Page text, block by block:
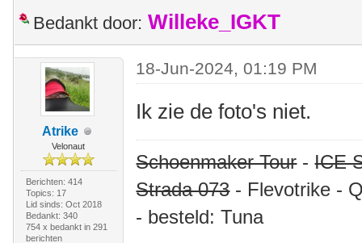
Bedankt door: Willeke_IGKT
Atrike
Velonaut
Berichten: 414
Topics: 17
Lid sinds: Oct 2018
Bedankt: 340
754 x bedankt in 291
berichten
18-Jun-2024, 01:19 PM
Ik zie de foto's niet.
Schoenmaker Tour-ICE
Strada 073- Flevotrike -
- besteld: Tuna